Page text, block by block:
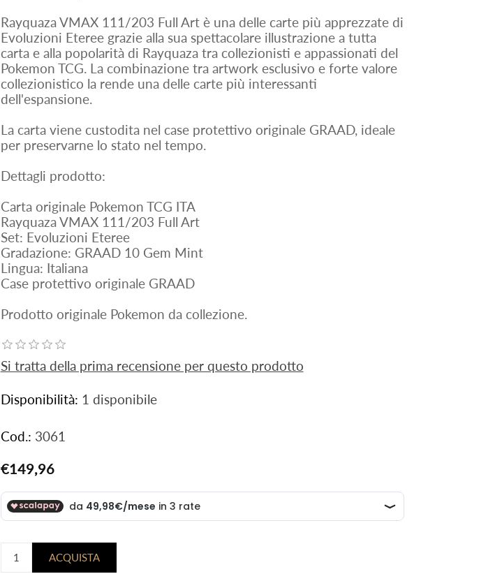
Rayquaza VMAX 111/203 Full Art è una delle carte più apprezzate di
Evoluzioni Eteree grazie alla sua spettacolare illustrazione a tutta
carta e alla popolarità di Rayquaza tra collezionisti e appassionati del
Pokemon TCG. La combinazione tra artwork esclusivo e forte valore
collezionistico la rende una delle carte più interessanti
dell'espansione.
La carta viene custodita nel case protettivo originale GRAAD, ideale
per preservarne lo stato nel tempo.
Dettagli prodotto:
Carta originale Pokemon TCG ITA
Rayquaza VMAX 111/203 Full Art
Set: Evoluzioni Eteree
Gradazione: GRAAD 10 Gem Mint
Lingua: Italiana
Case protettivo originale GRAAD
Prodotto originale Pokemon da collezione.
Si tratta della prima recensione per questo prodotto
Disponibilità: 1 disponibile
Cod.: 3061
€149,96